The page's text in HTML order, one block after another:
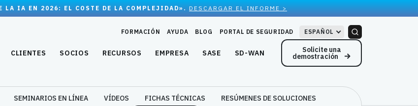
LA IA EN 2026: EL COSTE DE LA COMPLEJIDAD». DESCARGAR EL INFORME >
FORMACIÓN AYUDA BLOG PORTAL DE SEGURIDAD ESPAÑOL
CLIENTES SOCIOS RECURSOS EMPRESA SASE SD-WAN Solicite una
demostración
SEMINARIOS EN LÍNEA VÍDEOS FICHAS TÉCNICAS
RESÚMENES DE SOLUCIONES